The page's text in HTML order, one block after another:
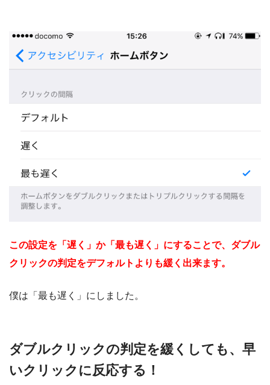
この設定を「遅く」か「最も遅く」にすることで、ダブル
クリックの判定をデフォルトよりも緩く出来ます。
僕は「最も遅く」にしました。
ダブルクリックの判定を緩くしても、早
いクリックに反応する！